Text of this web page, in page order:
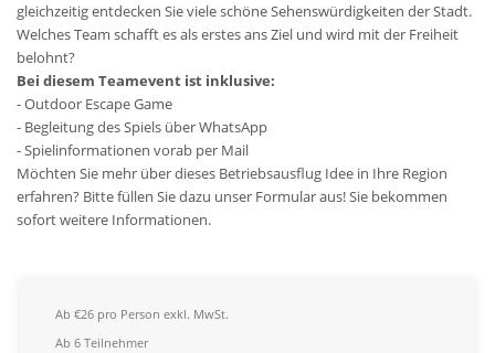
gleichzeitig entdecken Sie viele schöne Sehenswürdigkeiten der Stadt.
Welches Team schafft es als erstes ans Ziel und wird mit der Freiheit
belohnt?
Bei diesem Teamevent ist inklusive:
- Outdoor Escape Game
- Begleitung des Spiels über WhatsApp
- Spielinformationen vorab per Mail
Möchten Sie mehr über dieses Betriebsausflug Idee in Ihre Region
erfahren? Bitte füllen Sie dazu unser Formular aus! Sie bekommen
sofort weitere Informationen.
Ab €26 pro Person exkl. MwSt.
Ab 6 Teilnehmer